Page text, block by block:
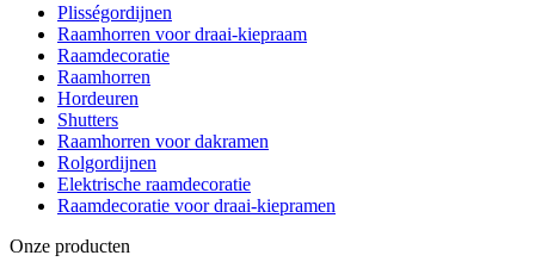
Plisségordijnen
Raamhorren voor draai-kiepraam
Raamdecoratie
Raamhorren
Hordeuren
Shutters
Raamhorren voor dakramen
Rolgordijnen
Elektrische raamdecoratie
Raamdecoratie voor draai-kiepramen
Onze producten